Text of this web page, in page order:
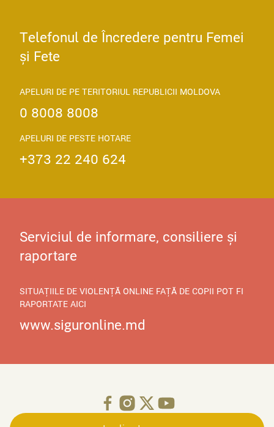
Telefonul de Încredere pentru Femei
și Fete
APELURI DE PE TERITORIUL REPUBLICII MOLDOVA
0 8008 8008
APELURI DE PESTE HOTARE
+373 22 240 624
Serviciul de informare, consiliere și
raportare
SITUAȚIILE DE VIOLENȚĂ ONLINE FAȚĂ DE COPII POT FI
RAPORTATE AICI
www.siguronline.md